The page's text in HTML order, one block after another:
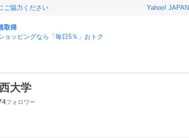
ご協力ください Yahoo! JAPAN
取得
ョッピングなら「毎日5％」おトク
大学
フォロワー